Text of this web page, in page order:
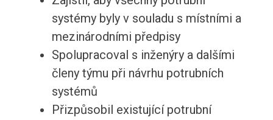
systémy byly v souladu s místními a
mezinárodními předpisy
Spolupracoval s inženýry a dalšími
členy týmu při návrhu potrubních
systémů
Přizpůsobil existující potrubní